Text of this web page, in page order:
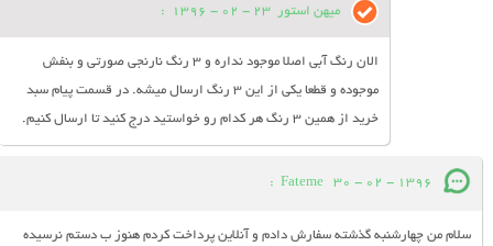
میهن استور 23 - 02 - 1396
:
الان رنگ آبی اصلا موجود نداره و 3 رنگ نارنجی صورتی و بنفش
موجوده و قطعا یکی از این 3 رنگ ارسال میشه. در قسمت پیام سبد
خرید از همین 3 رنگ هر کدام رو خواستید درج کنید تا ارسال کنیم.
Fateme 30 - 02 - 1396
:
سلام من چهارشنبه گذشته سفارش دادم و آنلاین پرداخت کردم هنوز ب دستم نرسیده